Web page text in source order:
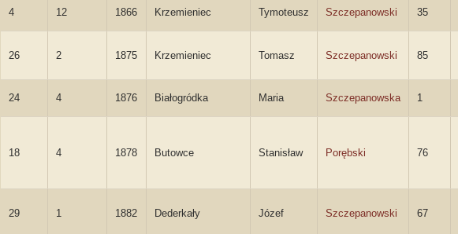
4 12 1866 Krzemieniec Tymoteusz Szczepanowski 35
26 2 1875 Krzemieniec Tomasz Szczepanowski 85
24 4 1876 Białogródka Maria Szczepanowska 1
18 4 1878 Butowce Stanisław Porębski 76
29 1 1882 Dederkały Józef Szczepanowski 67